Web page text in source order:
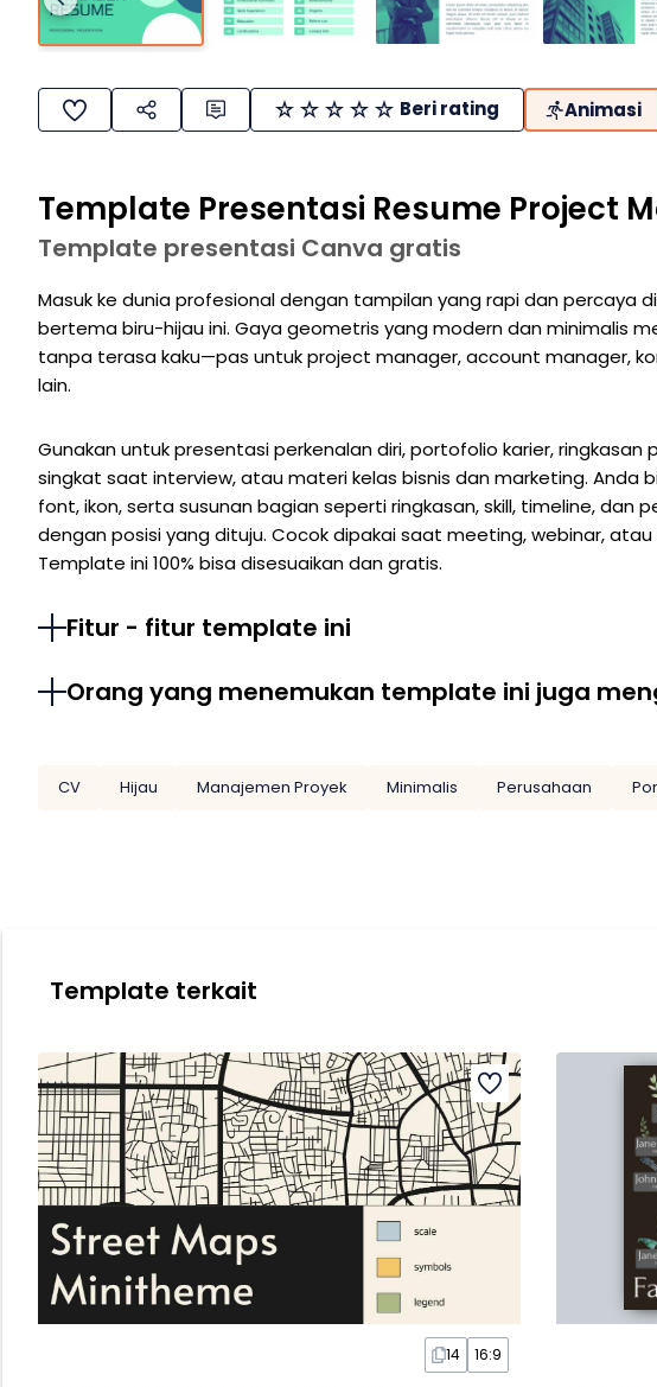
Beri rating Animasi
Template Presentasi Resume Project
Template presentasi Canva gratis
Masuk ke dunia profesional dengan tampilan yang rapi dan percaya
bertema biru-hijau ini. Gaya geometris yang modern dan minimalis
tanpa terasa kaku—pas untuk project manager, account manager,
lain.
Gunakan untuk presentasi perkenalan diri, portofolio karier, ringkasan
singkat saat interview, atau materi kelas bisnis dan marketing. Anda
font, ikon, serta susunan bagian seperti ringkasan, skill, timeline, dan
dengan posisi yang dituju. Cocok dipakai saat meeting, webinar, atau
Template ini 100% bisa disesuaikan dan gratis.
Fitur - fitur template ini
Orang yang menemukan template ini juga
CV Hijau Manajemen Proyek Minimalis Perusahaan
Template terkait
14 16:9